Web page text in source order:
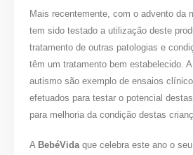
Mais recentemente, com o advento da
tem sido testado a utilização deste
tratamento de outras patologias e
têm um tratamento bem estabelecido.
autismo são exemplo de ensaios
efetuados para testar o potencial
para melhoria da condição destas
A BebéVida que celebra este ano o seu